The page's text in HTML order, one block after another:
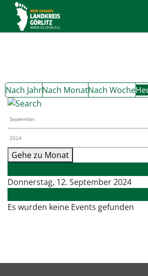
Nach JahrNach MonatNach Woche
Gehe zu Monat
Donnerstag, 12. September 2024
Es wurden keine Events gefunden